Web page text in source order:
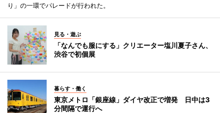
り」の一環でパレードが行われた。
見る・遊ぶ
「なんでも服にする」クリエーター塩川夏子さん、
渋谷で初個展
暮らす・働く
東京メトロ「銀座線」ダイヤ改正で増発 日中は3
分間隔で運行へ